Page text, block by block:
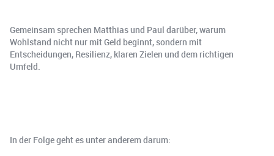
Gemeinsam sprechen Matthias und Paul darüber, warum
Wohlstand nicht nur mit Geld beginnt, sondern mit
Entscheidungen, Resilienz, klaren Zielen und dem richtigen
Umfeld.
In der Folge geht es unter anderem darum: